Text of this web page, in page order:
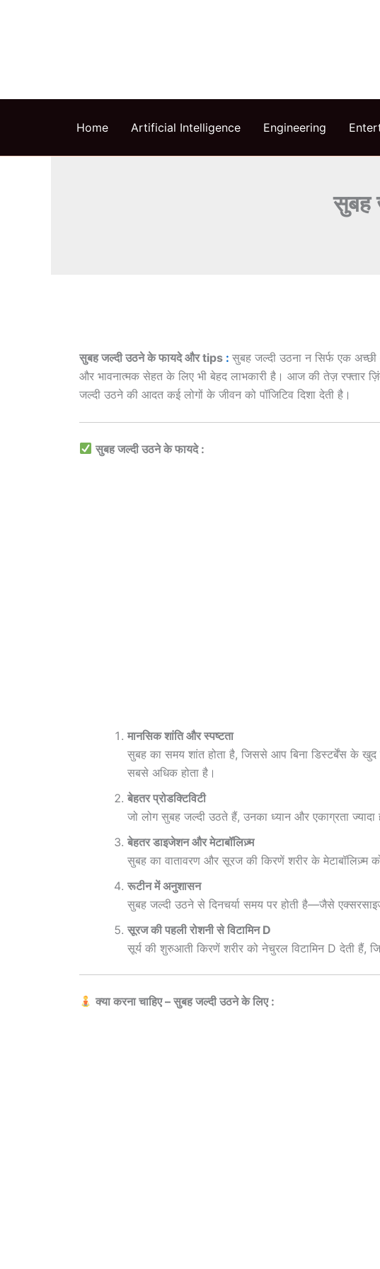
Home Artificial Intelligence Engineering
सुबह
सुबह जल्दी उठने के फायदे और tips : सुबह जल्दी उठना न सिर्फ एक अच्छी
और भावनात्मक सेहत के लिए भी बेहद लाभकारी है। आज की तेज़ रफ्तार
जल्दी उठने की आदत कई लोगों के जीवन को पॉजिटिव दिशा देती है।
सुबह जल्दी उठने के फायदे :
मानसिक शांति और स्पष्टता
सुबह का समय शांत होता है, जिससे आप बिना डिस्टर्बेंस
सबसे अधिक होता है।
बेहतर प्रोडक्टिविटी
जो लोग सुबह जल्दी उठते हैं, उनका ध्यान और एकाग्रता
बेहतर डाइजेशन और मेटाबॉलिज़्म
सुबह का वातावरण और सूरज की किरणें शरीर के मेटाबॉलिज़्म
रूटीन में अनुशासन
सुबह जल्दी उठने से दिनचर्या समय पर होती है—जैसे
सूरज की पहली रोशनी से विटामिन D
सूर्य की शुरुआती किरणें शरीर को नेचुरल विटामिन D देती हैं,
क्या करना चाहिए – सुबह जल्दी उठने के लिए :